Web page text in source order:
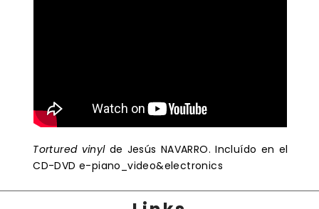
Tortured vinylde Jesús NAVARRO. Incluído en el
CD-DVD e-piano_video&electronics